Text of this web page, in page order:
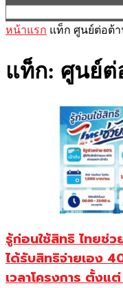
หน้าแรก แท็ก ศูนย์ต่อต้
แท็ก: ศูนย์
รู้ก่อนใช้สิทธิ ไทยช่
ได้รับสิทธิจ่ายเอง
เวลาโครงการ ตั้งแ